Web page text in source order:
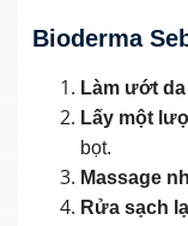
Bioderma
Làm ướt
Lấy một
bọt.
Massage
Rửa sạch